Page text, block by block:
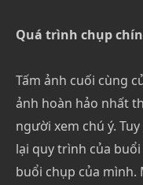
Quá trình chụp
Tấm ảnh cuối cùng
ảnh hoàn hảo nhất
người xem chú ý.
lại quy trình của
buổi chụp của mình.